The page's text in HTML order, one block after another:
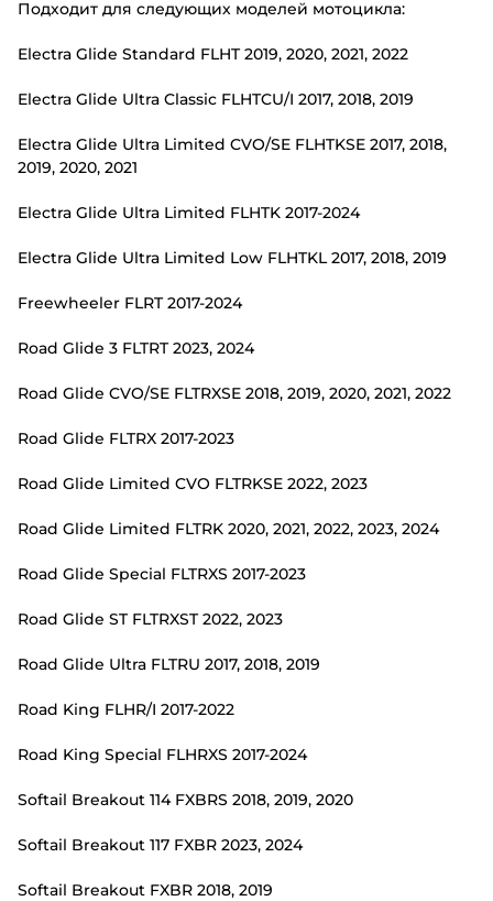
Подходит для следующих моделей мотоцикла:
Electra Glide Standard FLHT 2019, 2020, 2021, 2022
Electra Glide Ultra Classic FLHTCU/I 2017, 2018, 2019
Electra Glide Ultra Limited CVO/SE FLHTKSE 2017, 2018,
2019, 2020, 2021
Electra Glide Ultra Limited FLHTK 2017-2024
Electra Glide Ultra Limited Low FLHTKL 2017, 2018, 2019
Freewheeler FLRT 2017-2024
Road Glide 3 FLTRT 2023, 2024
Road Glide CVO/SE FLTRXSE 2018, 2019, 2020, 2021, 2022
Road Glide FLTRX 2017-2023
Road Glide Limited CVO FLTRKSE 2022, 2023
Road Glide Limited FLTRK 2020, 2021, 2022, 2023, 2024
Road Glide Special FLTRXS 2017-2023
Road Glide ST FLTRXST 2022, 2023
Road Glide Ultra FLTRU 2017, 2018, 2019
Road King FLHR/I 2017-2022
Road King Special FLHRXS 2017-2024
Softail Breakout 114 FXBRS 2018, 2019, 2020
Softail Breakout 117 FXBR 2023, 2024
Softail Breakout FXBR 2018, 2019